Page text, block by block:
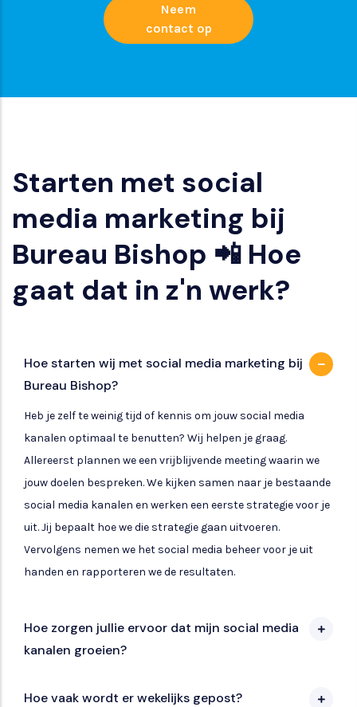
Neem
contact op
Starten met social
media marketing bij
Bureau Bishop 📲 Hoe
gaat dat in z'n werk?
Hoe starten wij met social media marketing bij
Bureau Bishop?
Heb je zelf te weinig tijd of kennis om jouw social media
kanalen optimaal te benutten? Wij helpen je graag.
Allereerst plannen we een vrijblijvende meeting waarin we
jouw doelen bespreken. We kijken samen naar je bestaande
social media kanalen en werken een eerste strategie voor je
uit. Jij bepaalt hoe we die strategie gaan uitvoeren.
Vervolgens nemen we het social media beheer voor je uit
handen en rapporteren we de resultaten.
Hoe zorgen jullie ervoor dat mijn social media
kanalen groeien?
Hoe vaak wordt er wekelijks gepost?